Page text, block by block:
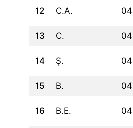
12 C.A.
13 C.
14 Ş.
15 B.
16 B.E.